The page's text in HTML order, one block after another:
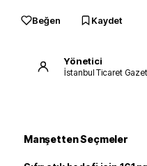
Beğen Kaydet
Yönetici
İstanbul Ticaret
Manşetten Seçmeler